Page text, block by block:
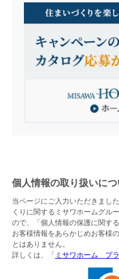
個人情報の取り扱いにつ
当ページにご入力いただきまし
くりに関するミサワホームグル
ので、「個人情報の保護に関す
お客様情報をあらかじめお客様
とはありません。
詳しくは、「 ミサワホーム プ